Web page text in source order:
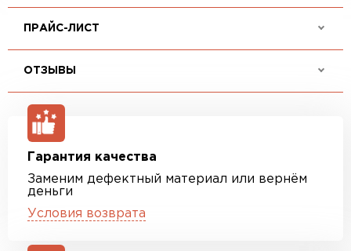
ПРАЙС-ЛИСТ
ОТЗЫВЫ
Гарантия качества
Заменим дефектный материал или вернём
деньги
Условия возврата